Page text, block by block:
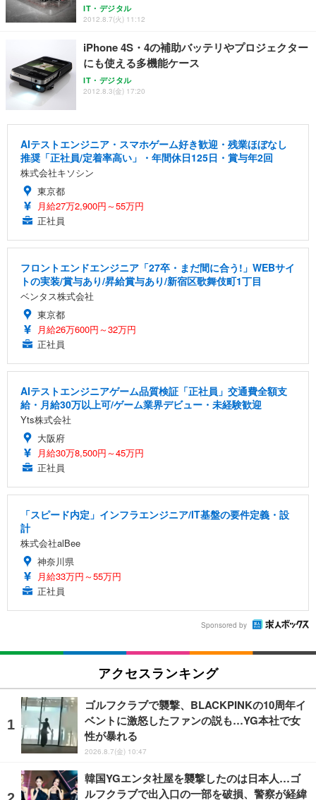
IT・デジタル
2012.8.7(火) 11:12
iPhone 4S・4の補助バッテリやプロジェクター
にも使える多機能ケース
IT・デジタル
2012.8.3(金) 17:20
AIテストエンジニア・スマホゲーム好き歓迎・残業ほぼなし
推奨「正社員/定着率高い」・年間休日125日・賞与年2回
株式会社キソシン
東京都
月給27万2,900円～55万円
正社員
フロントエンドエンジニア「27卒・まだ間に合う!」WEBサイ
トの実装/賞与あり/昇給賞与あり/新宿区歌舞伎町1丁目
ベンタス株式会社
東京都
月給26万600円～32万円
正社員
AIテストエンジニアゲーム品質検証「正社員」交通費全額支
給・月給30万以上可/ゲーム業界デビュー・未経験歓迎
Yts株式会社
大阪府
月給30万8,500円～45万円
正社員
「スピード内定」インフラエンジニア/IT基盤の要件定義・設
計
株式会社alBee
神奈川県
月給33万円～55万円
正社員
Sponsored by
アクセスランキング
ゴルフクラブで襲撃、BLACKPINKの10周年イ
ベントに激怒したファンの説も…YG本社で女
性が暴れる
2026.8.7(金) 10:47
韓国YGエンタ社屋を襲撃したのは日本人…ゴ
ルフクラブで出入口の一部を破損、警察が経緯